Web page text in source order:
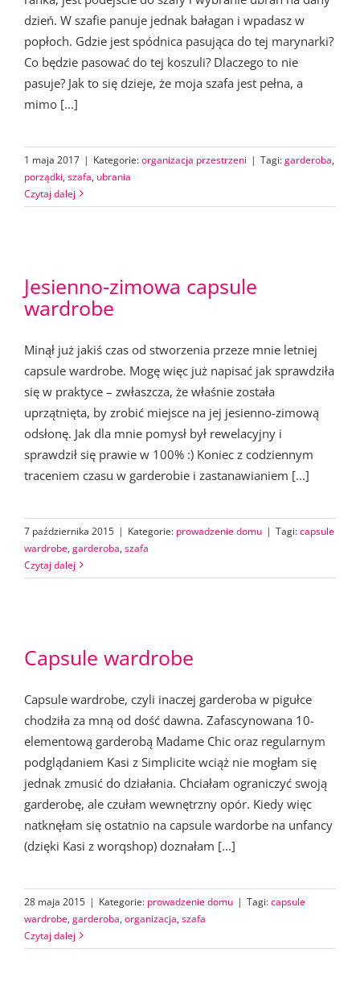
dzień. W szafie panuje jednak bałagan i wpadasz w
popłoch. Gdzie jest spódnica pasująca do tej marynarki?
Co będzie pasować do tej koszuli? Dlaczego to nie
pasuje? Jak to się dzieje, że moja szafa jest pełna, a
mimo [...]
1 maja 2017 | Kategorie:organizacja przestrzeni | Tagi:garderoba,
porządki, szafa, ubrania
Czytaj dalej
Jesienno-zimowa capsule
wardrobe
Minął już jakiś czas od stworzenia przeze mnie letniej
capsule wardrobe. Mogę więc już napisać jak sprawdziła
się w praktyce – zwłaszcza, że właśnie została
uprzątnięta, by zrobić miejsce na jej jesienno-zimową
odsłonę. Jak dla mnie pomysł był rewelacyjny i
sprawdził się prawie w 100% :) Koniec z codziennym
traceniem czasu w garderobie i zastanawianiem [...]
7 października 2015 | Kategorie: prowadzenie domu | Tagi:capsule
wardrobe, garderoba, szafa
Czytaj dalej
Capsule wardrobe
Capsule wardrobe, czyli inaczej garderoba w pigułce
chodziła za mną od dość dawna. Zafascynowana 10-
elementową garderobą Madame Chic oraz regularnym
podglądaniem Kasi z Simplicite wciąż nie mogłam się
jednak zmusić do działania. Chciałam ograniczyć swoją
garderobę, ale czułam wewnętrzny opór. Kiedy więc
natknęłam się ostatnio na capsule wardorbe na unfancy
(dzięki Kasi z worqshop) doznałam [...]
28 maja 2015 | Kategorie: prowadzenie domu | Tagi:capsule
wardrobe, garderoba, organizacja, szafa
Czytaj dalej